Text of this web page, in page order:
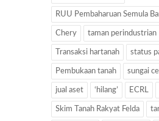
RUU Pembaharuan Semula
Chery taman perindustrian
Transaksi hartanah status
Pembukaan tanah sungai
jual aset ‘hilang’ ECRL
Skim Tanah Rakyat Felda